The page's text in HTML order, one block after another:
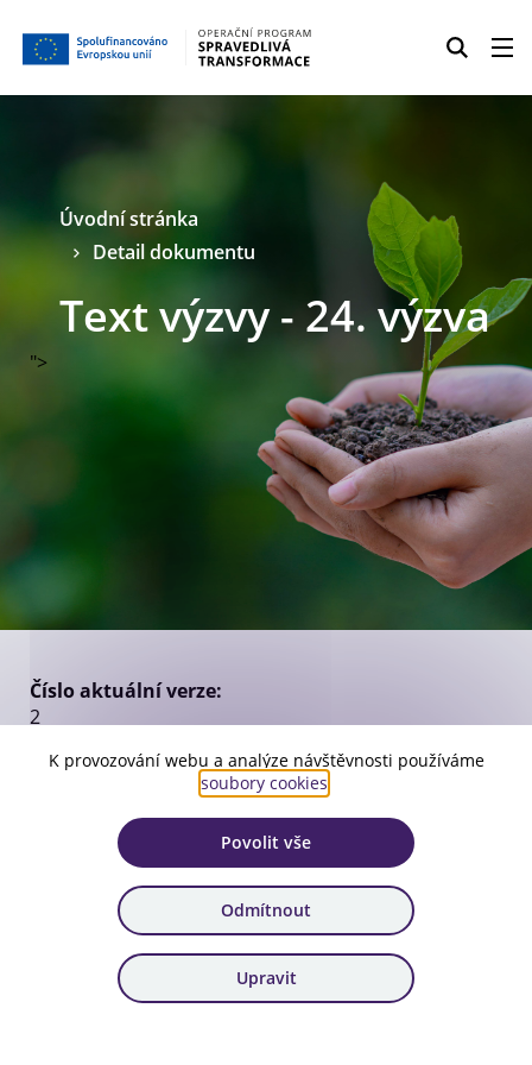
">
Úvodní stránka
Detail dokumentu
Text výzvy - 24. výzva
Číslo aktuální verze:
2
Platnost:
Stáhnout dokument
K provozování webu a analýze návštěvnosti používáme
soubory cookies
Povolit vše
Odmítnout
Upravit